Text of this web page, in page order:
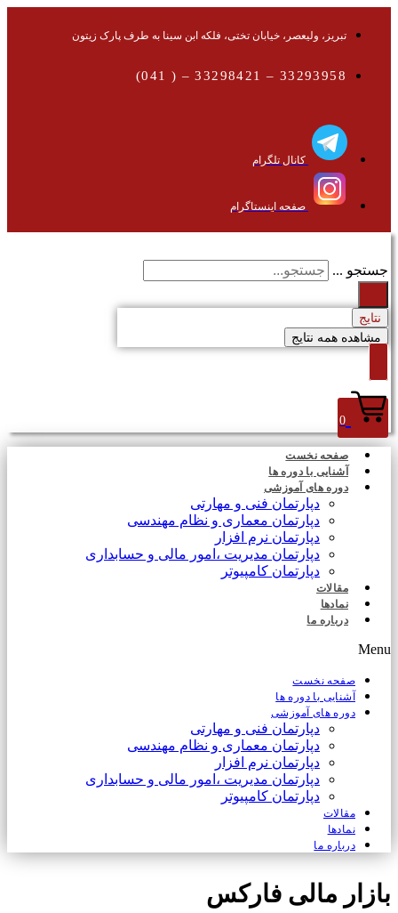
تبریز، ولیعصر، خیابان تختی، فلکه ابن سینا به طرف پارک زیتون
33293958 – 33298421 – ( 041)
کانال تلگرام
صفحه اینستاگرام
جستجو ...
نتایج
مشاهده همه نتایج
0
صفحه نخست
آشنایی با دوره ها
دوره های آموزشی
دپارتمان فنی و مهارتی
دپارتمان معماری و نظام مهندسی
دپارتمان نرم افزار
دپارتمان مدیریت ،امور مالی و حسابداری
دپارتمان کامپیوتر
مقالات
نمادها
درباره ما
Menu
صفحه نخست
آشنایی با دوره ها
دوره های آموزشی
دپارتمان فنی و مهارتی
دپارتمان معماری و نظام مهندسی
دپارتمان نرم افزار
دپارتمان مدیریت ،امور مالی و حسابداری
دپارتمان کامپیوتر
مقالات
نمادها
درباره ما
بازار مالی فارکس